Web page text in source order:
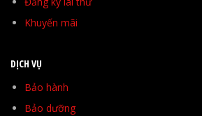
Khuyến mãi
DỊCH VỤ
Bảo hành
Bảo dưỡng